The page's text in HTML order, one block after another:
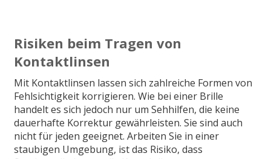
Risiken beim Tragen von
Kontaktlinsen
Mit Kontaktlinsen lassen sich zahlreiche Formen von
Fehlsichtigkeit korrigieren. Wie bei einer Brille
handelt es sich jedoch nur um Sehhilfen, die keine
dauerhafte Korrektur gewährleisten. Sie sind auch
nicht für jeden geeignet. Arbeiten Sie in einer
staubigen Umgebung, ist das Risiko, dass